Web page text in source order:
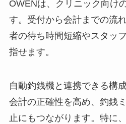
OWENは、クリニック向け
す。受付から会計までの流
者の待ち時間短縮やスタッ
指せます。
自動釣銭機と連携できる構
会計の正確性を高め、釣銭
止にもつながります。特に